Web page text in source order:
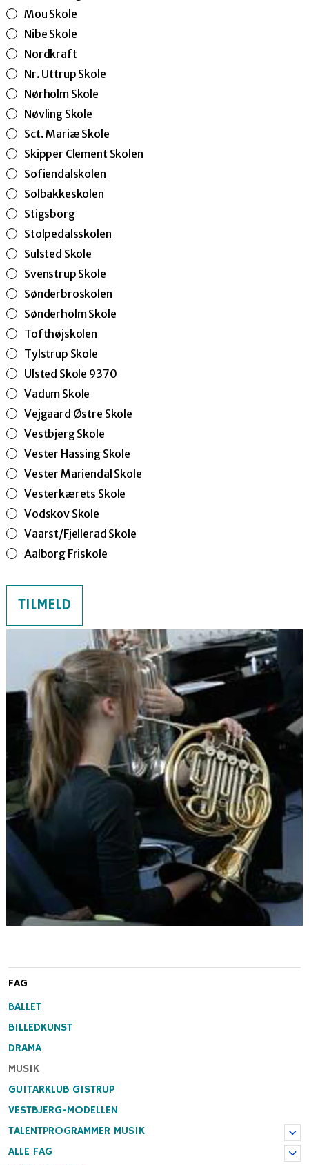
Mou Skole
Nibe Skole
Nordkraft
Nr. Uttrup Skole
Nørholm Skole
Nøvling Skole
Sct. Mariæ Skole
Skipper Clement Skolen
Sofiendalskolen
Solbakkeskolen
Stigsborg
Stolpedalsskolen
Sulsted Skole
Svenstrup Skole
Sønderbroskolen
Sønderholm Skole
Tofthøjskolen
Tylstrup Skole
Ulsted Skole 9370
Vadum Skole
Vejgaard Østre Skole
Vestbjerg Skole
Vester Hassing Skole
Vester Mariendal Skole
Vesterkærets Skole
Vodskov Skole
Vaarst/Fjellerad Skole
Aalborg Friskole
TILMELD
FAG
BALLET
BILLEDKUNST
DRAMA
MUSIK
GUITARKLUB GISTRUP
VESTBJERG-MODELLEN
TALENTPROGRAMMER MUSIK
ALLE FAG